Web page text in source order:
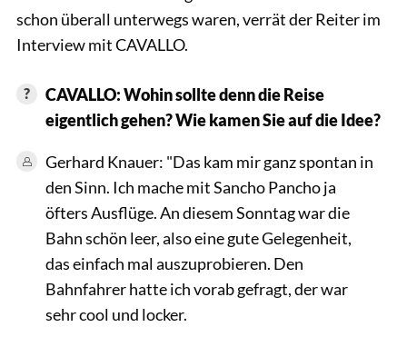
schon überall unterwegs waren, verrät der Reiter im
Interview mit CAVALLO.
CAVALLO: Wohin sollte denn die Reise
eigentlich gehen? Wie kamen Sie auf die Idee?
Gerhard Knauer: "Das kam mir ganz spontan in
den Sinn. Ich mache mit Sancho Pancho ja
öfters Ausflüge. An diesem Sonntag war die
Bahn schön leer, also eine gute Gelegenheit,
das einfach mal auszuprobieren. Den
Bahnfahrer hatte ich vorab gefragt, der war
sehr cool und locker.